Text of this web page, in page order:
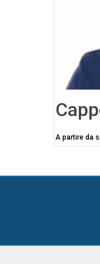
A partire da